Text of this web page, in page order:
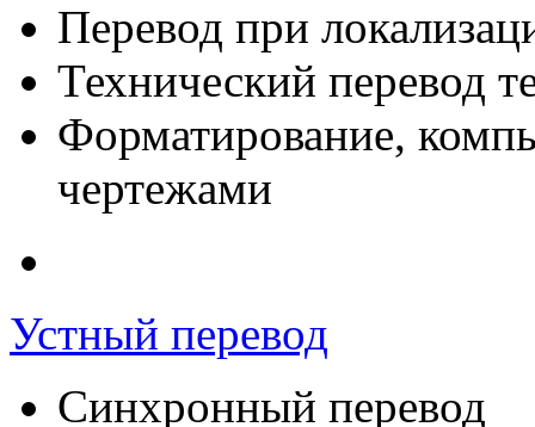
Перевод при
Технический перевод
Форматирование,
чертежами
Устный перевод
Синхронный перевод